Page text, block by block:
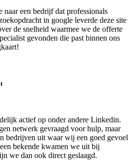
een bedrijf dat professionals
in google leverde deze site
de snelheid waarmee we de offerte
gevonden die past binnen ons
actief op onder andere Linkedin.
netwerk gevraagd voor hulp, maar
bedrijven uit waar wij een goed gevoel
bekende kwamen we uit bij
we dan ook direct geslaagd.